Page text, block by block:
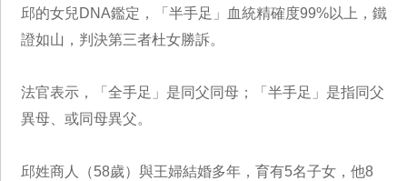
邱的女兒DNA鑑定，「半手足」血統精確度99%以上，鐵
證如山，判決第三者杜女勝訴。
法官表示，「全手足」是同父同母；「半手足」是指同父
異母、或同母異父。
邱姓商人（58歲）與王婦結婚多年，育有5名子女，他8